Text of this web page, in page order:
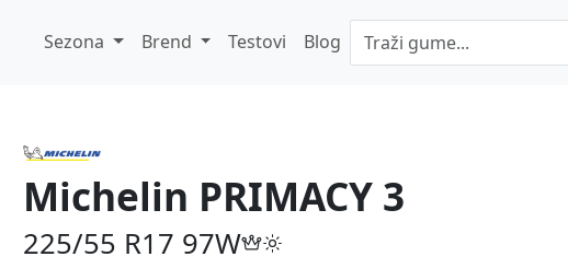
Sezona Brend Testovi Blog
Michelin PRIMACY 3
225/55 R17 97W